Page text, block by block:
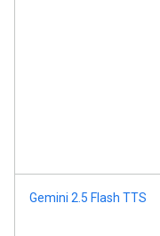
Gemini 2.5 Flash TTS